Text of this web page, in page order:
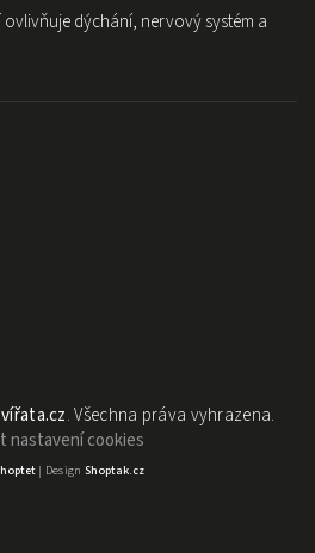
dýchání, nervový systém a
. Všechna práva vyhrazena.
nastavení cookies
| Design Shoptak.cz